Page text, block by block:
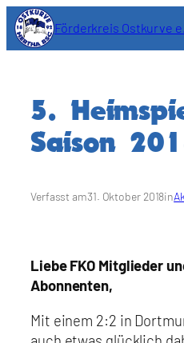
Zum
Inhalt
springen
Förderkreis Ostkurve
5.
Saison
Verfasst am31. Oktober 2018in
Liebe FKO Mitglieder
Abonnenten,
Mit einem 2:2 in